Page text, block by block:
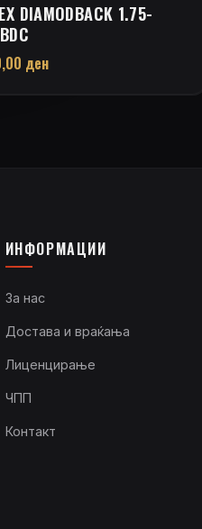
DIAMODBACK 1.75-
ден
ИНФОРМАЦИИ
За нас
Достава и враќања
Лиценцирање
ЧПП
Контакт